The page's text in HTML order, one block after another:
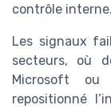
contrôle interne.
Les signaux
secteurs, où
Microsoft ou
repositionné